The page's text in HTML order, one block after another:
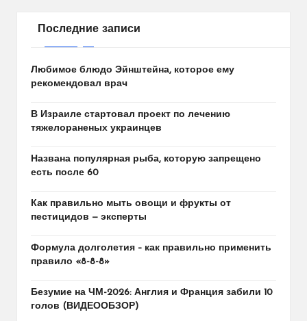
Последние записи
Любимое блюдо Эйнштейна, которое ему
рекомендовал врач
В Израиле стартовал проект по лечению
тяжелораненых украинцев
Названа популярная рыба, которую запрещено
есть после 60
Как правильно мыть овощи и фрукты от
пестицидов — эксперты
Формула долголетия – как правильно применить
правило «8-8-8»
Безумие на ЧМ-2026: Англия и Франция забили 10
голов (ВИДЕООБЗОР)